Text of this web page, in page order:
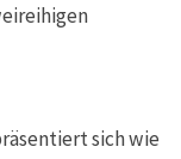
sich wie